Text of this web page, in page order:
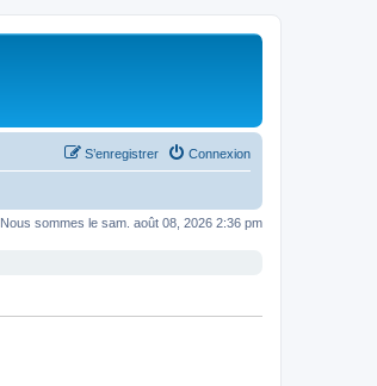
Connexion
S’enregistrer
Nous sommes le sam. août 08, 2026 2:36 pm